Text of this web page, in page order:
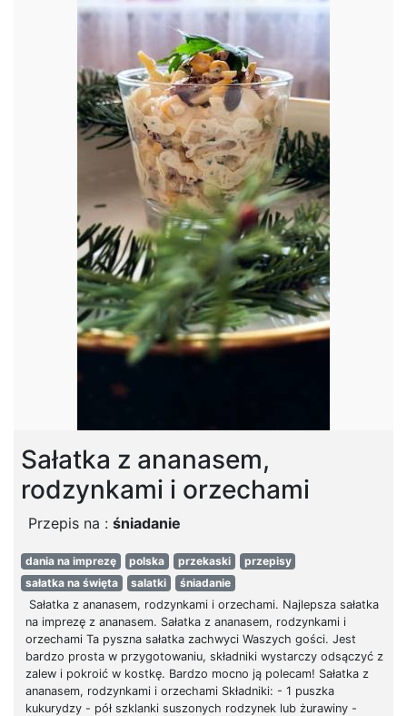
Sałatka z ananasem,
rodzynkami i orzechami
Przepis na : śniadanie
dania na imprezę polska przekaski
przepisy
sałatka na święta
salatki
śniadanie
Sałatka z ananasem, rodzynkami i orzechami. Najlepsza sałatka
na imprezę z ananasem. Sałatka z ananasem, rodzynkami i
orzechami Ta pyszna sałatka zachwyci Waszych gości. Jest
bardzo prosta w przygotowaniu, składniki wystarczy odsączyć z
zalew i pokroić w kostkę. Bardzo mocno ją polecam! Sałatka z
ananasem, rodzynkami i orzechami Składniki: - 1 puszka
kukurydzy - pół szklanki suszonych rodzynek lub żurawiny -